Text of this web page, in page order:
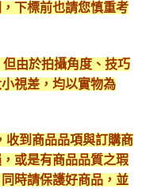
下標前也請您慎重考
由於拍攝角度、技巧
視差，均以實物為
收到商品品項與訂購商
或是有商品品質之瑕
時請保護好商品，並